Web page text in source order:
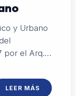
y Urbano
por el Arq.
LEER MÁS